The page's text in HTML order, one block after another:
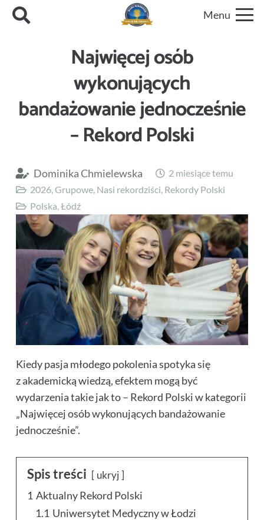
Menu
Najwięcej osób
wykonujących
bandażowanie jednocześnie
– Rekord Polski
Dominika Chmielewska
2 miesiące temu
2026,Grupowe, Nasi rekordziści, Rekordy Polski
Polska,Łódź
Kiedy pasja młodego pokolenia spotyka się
z akademicką wiedzą, efektem mogą być
wydarzenia takie jak to – Rekord Polski w kategorii
„Najwięcej osób wykonujących bandażowanie
jednocześnie”.
Spis treści ukryj
1 Aktualny Rekord Polski
1.1 Uniwersytet Medyczny w Łodzi